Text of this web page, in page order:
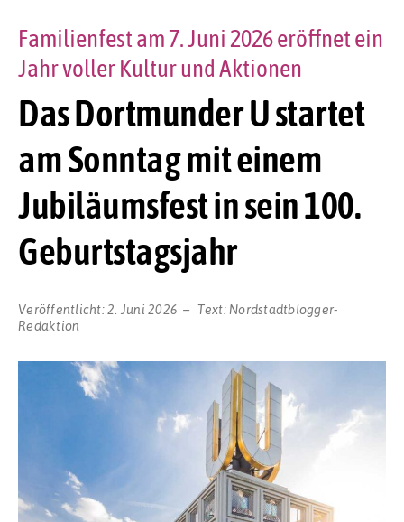
Das Dortmunder U startet
am Sonntag mit einem
Jubiläumsfest in sein 100.
Geburtstagsjahr
Familienfest am 7. Juni 2026 eröffnet ein
Jahr voller Kultur und Aktionen
Veröffentlicht:2. Juni 2026 Text: Nordstadtblogger-
Redaktion